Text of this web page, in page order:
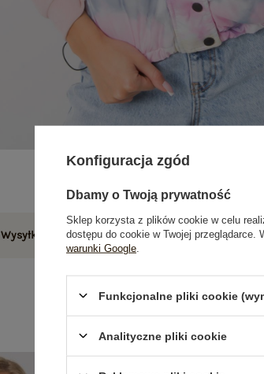
Wysyłka i dostawa Zwroty i reklamacje
Konfiguracja zgód
Dbamy o Twoją prywatność
Sklep korzysta z plików cookie w celu
dostępu do cookie w Twojej
warunki Google
Funkcjonalne pliki cookie
Analityczne pliki cookie